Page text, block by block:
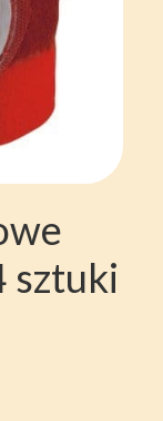
sztuki